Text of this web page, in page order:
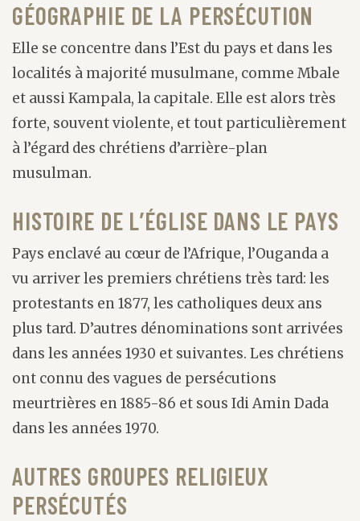
GÉOGRAPHIE DE LA PERSÉCUTION
Elle se concentre dans l’Est du pays et dans les
localités à majorité musulmane, comme Mbale
et aussi Kampala, la capitale. Elle est alors très
forte, souvent violente, et tout particulièrement
à l’égard des chrétiens d’arrière-plan
musulman.
HISTOIRE DE L’ÉGLISE DANS LE PAYS
Pays enclavé au cœur de l’Afrique, l’Ouganda a
vu arriver les premiers chrétiens très tard: les
protestants en 1877, les catholiques deux ans
plus tard. D’autres dénominations sont arrivées
dans les années 1930 et suivantes. Les chrétiens
ont connu des vagues de persécutions
meurtrières en 1885-86 et sous Idi Amin Dada
dans les années 1970.
AUTRES GROUPES RELIGIEUX
PERSÉCUTÉS